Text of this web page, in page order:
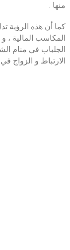
منها .
كما أن هذه الرؤية
المكاسب المالية ،
الجلباب في منام
الارتباط و الزواج